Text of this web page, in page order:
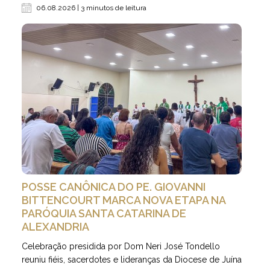
06.08.2026 | 3 minutos de leitura
POSSE CANÔNICA DO PE. GIOVANNI
BITTENCOURT MARCA NOVA ETAPA NA
PARÓQUIA SANTA CATARINA DE
ALEXANDRIA
Celebração presidida por Dom Neri José Tondello
reuniu fiéis, sacerdotes e lideranças da Diocese de Juína